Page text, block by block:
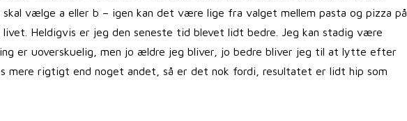
vælge a eller b – igen kan det være lige fra valget mellem pasta og pizza på
Heldigvis er jeg den seneste tid blevet lidt bedre. Jeg kan stadig være
er uoverskuelig, men jo ældre jeg bliver, jo bedre bliver jeg til at lytte efter
mere rigtigt end noget andet, så er det nok fordi, resultatet er lidt hip som